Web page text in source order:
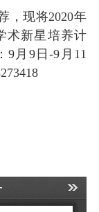
，现将2020年
术新星培养计
9月9日-9月11